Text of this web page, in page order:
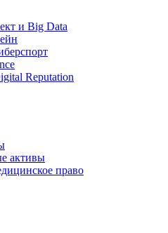
и Big Data
Reputation
активы
право